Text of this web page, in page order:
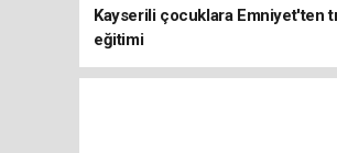
Kayserili çocuklara Emniyet'ten
eğitimi